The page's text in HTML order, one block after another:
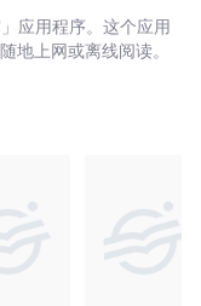
」应用程序。这个应用
地上网或离线阅读。